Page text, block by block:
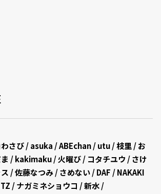
さび / asuka / ABEchan / utu / 枝里 / お
ま / kakimaku / 火曜び / コタチユウ / さけ
/ 佐藤なつみ / さめない / DAF / NAKAKI
/ ナガミネショウコ / 新水 /